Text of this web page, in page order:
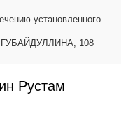
установленного
108
Рустам